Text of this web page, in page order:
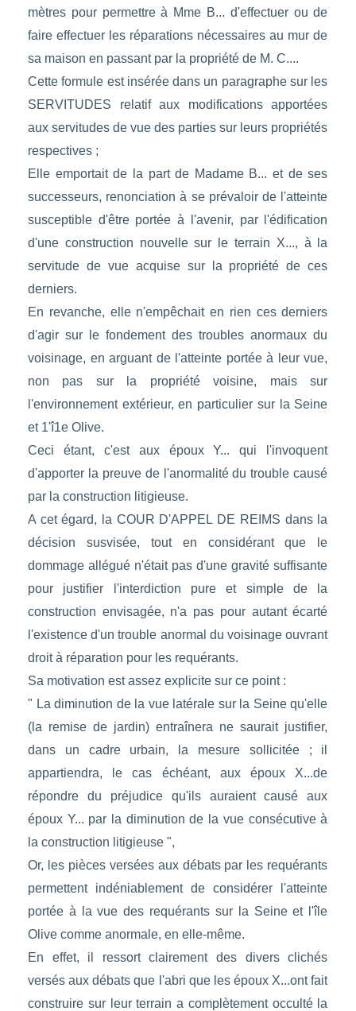
mètres pour permettre à Mme B... d'effectuer ou de
faire effectuer les réparations nécessaires au mur de
sa maison en passant par la propriété de M. C....
Cette formule est insérée dans un paragraphe sur les
SERVITUDES relatif aux modifications apportées
aux servitudes de vue des parties sur leurs propriétés
respectives ;
Elle emportait de la part de Madame B... et de ses
successeurs, renonciation à se prévaloir de l'atteinte
susceptible d'être portée à l'avenir, par l'édification
d'une construction nouvelle sur le terrain X..., à la
servitude de vue acquise sur la propriété de ces
derniers.
En revanche, elle n'empêchait en rien ces derniers
d'agir sur le fondement des troubles anormaux du
voisinage, en arguant de l'atteinte portée à leur vue,
non pas sur la propriété voisine, mais sur
l'environnement extérieur, en particulier sur la Seine
et 1'î1e Olive.
Ceci étant, c'est aux époux Y... qui l'invoquent
d'apporter la preuve de l'anormalité du trouble causé
par la construction litigieuse.
A cet égard, la COUR D'APPEL DE REIMS dans la
décision susvisée, tout en considérant que le
dommage allégué n'était pas d'une gravité suffisante
pour justifier l'interdiction pure et simple de la
construction envisagée, n'a pas pour autant écarté
l'existence d'un trouble anormal du voisinage ouvrant
droit à réparation pour les requérants.
Sa motivation est assez explicite sur ce point :
" La diminution de la vue latérale sur la Seine qu'elle
(la remise de jardin) entraînera ne saurait justifier,
dans un cadre urbain, la mesure sollicitée ; il
appartiendra, le cas échéant, aux époux X...de
répondre du préjudice qu'ils auraient causé aux
époux Y... par la diminution de la vue consécutive à
la construction litigieuse ",
Or, les pièces versées aux débats par les requérants
permettent indéniablement de considérer l'atteinte
portée à la vue des requérants sur la Seine et l'île
Olive comme anormale, en elle-même.
En effet, il ressort clairement des divers clichés
versés aux débats que l'abri que les époux X...ont fait
construire sur leur terrain a complètement occulté la